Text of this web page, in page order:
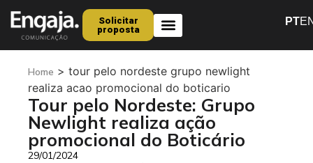
Solicitar
proposta
PT
Home >tour pelo nordeste grupo newlight
realiza acao promocional do boticario
Tour pelo Nordeste: Grupo
Newlight realiza ação
promocional do Boticário
29/01/2024